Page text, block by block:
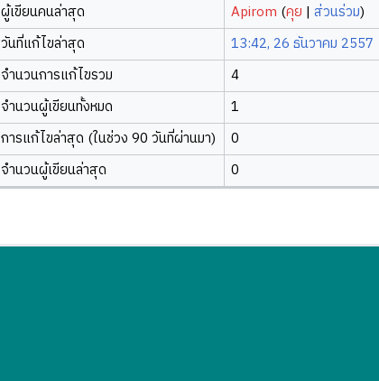
ผู้เขียนคนล่าสุด
Apirom (คุย |ส่วนร่วม)
วันที่แก้ไขล่าสุด
13:42, 26 ธันวาคม 2557
จำนวนการแก้ไขรวม
4
จำนวนผู้เขียนทั้งหมด
1
การแก้ไขล่าสุด (ในช่วง 90 วันที่ผ่านมา)
0
จำนวนผู้เขียนล่าสุด
0